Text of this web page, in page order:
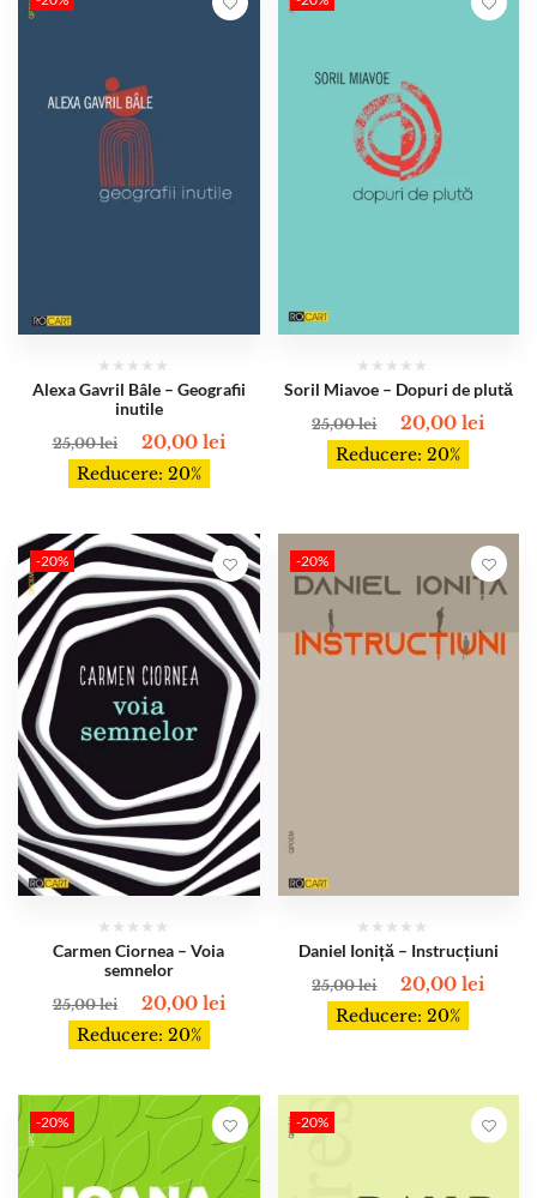
Alexa Gavril Bâle – Geografii
inutile
25,00lei 20,00 lei
Reducere: 20%
Soril Miavoe – Dopuri de plută
25,00lei 20,00lei
Reducere: 20%
-20%
Carmen Ciornea – Voia
semnelor
25,00lei 20,00 lei
Reducere: 20%
-20%
Daniel Ioniță – Instrucțiuni
25,00lei 20,00lei
Reducere: 20%
-20% -20%